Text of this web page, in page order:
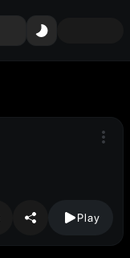
Play